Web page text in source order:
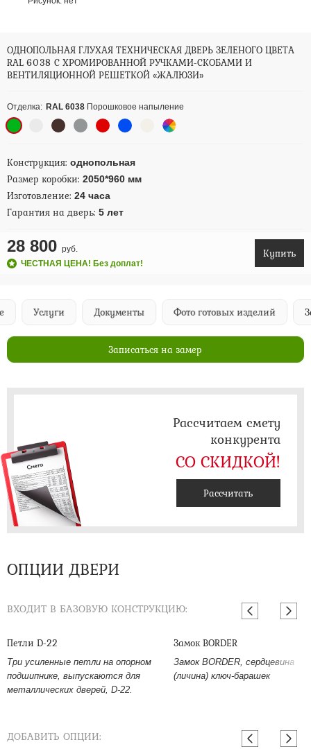
ОДНОПОЛЬНАЯ ГЛУХАЯ ТЕХНИЧЕСКАЯ ДВЕРЬ ЗЕЛЕНОГО ЦВЕТА
RAL 6038 С ХРОМИРОВАННОЙ РУЧКАМИ-СКОБАМИ И
ВЕНТИЛЯЦИОННОЙ РЕШЕТКОЙ «ЖАЛЮЗИ»
Отделка: RAL 6038 Порошковое напыление
Конструкция: однопольная
Размер коробки: 2050*960 мм
Изготовление: 24 часа
Гарантия на дверь: 5 лет
28 800 руб.
ЧЕСТНАЯ ЦЕНА! Без доплат!
Купить
Услуги Документы Фото готовых изделий
Записаться на замер
Рассчитаем смету
конкурента
СО СКИДКОЙ!
Рассчитать
ОПЦИИ ДВЕРИ
ВХОДИТ В БАЗОВУЮ КОНСТРУКЦИЮ:
Петли D-22
Три усиленные петли на опорном
подшипнике, выпускаются для
металлических дверей, D-22.
Замок BORDER
Замок BORDER, сердцевина
(личина) ключ-барашек
ДОБАВИТЬ ОПЦИИ: